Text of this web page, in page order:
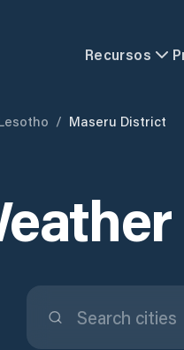
Recursos
/ Maseru District